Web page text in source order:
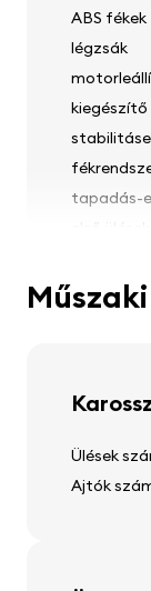
ABS fékek
légzsák
tapadás-
fényszóró
első
Ülések
Ajtók